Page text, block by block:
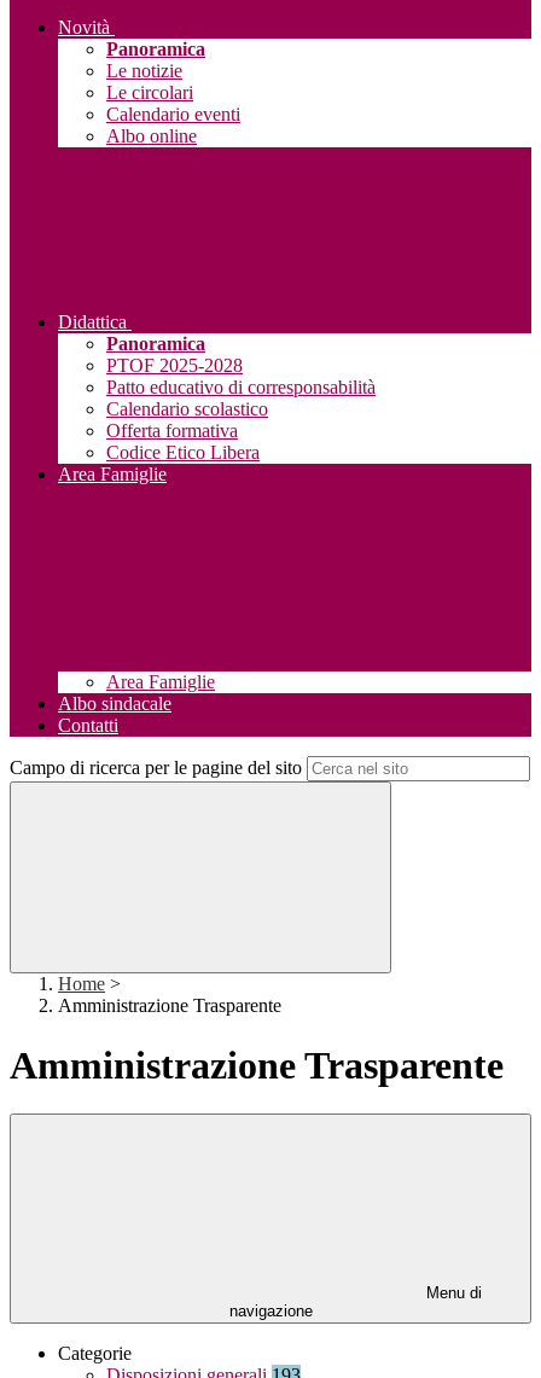
Novità
Panoramica
Le notizie
Le circolari
Calendario eventi
Albo online
Didattica
Panoramica
PTOF 2025-2028
Patto educativo di corresponsabilità
Calendario scolastico
Offerta formativa
Codice Etico Libera
Area Famiglie
Area Famiglie
Albo sindacale
Contatti
Campo di ricerca per le pagine del sito
Home >
Amministrazione Trasparente
Amministrazione Trasparente
Menu di
navigazione
Categorie